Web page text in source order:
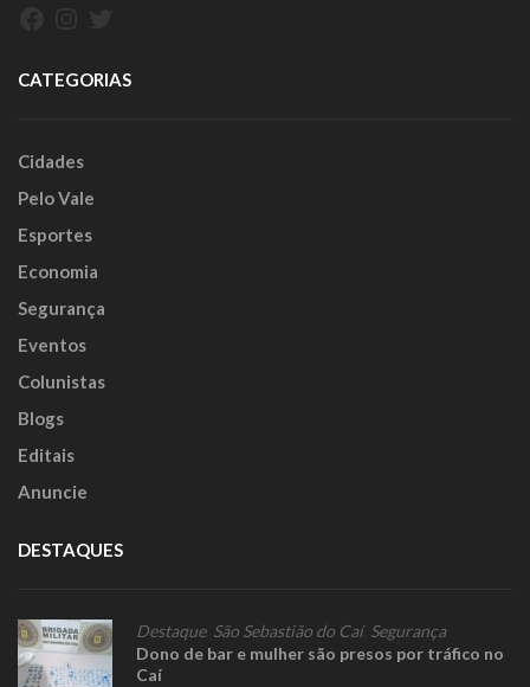
CATEGORIAS
Cidades
Pelo Vale
Esportes
Economia
Segurança
Eventos
Colunistas
Blogs
Editais
Anuncie
DESTAQUES
Destaque, São Sebastião do Caí, Segurança
Dono de bar e mulher são presos por tráfico no
Caí